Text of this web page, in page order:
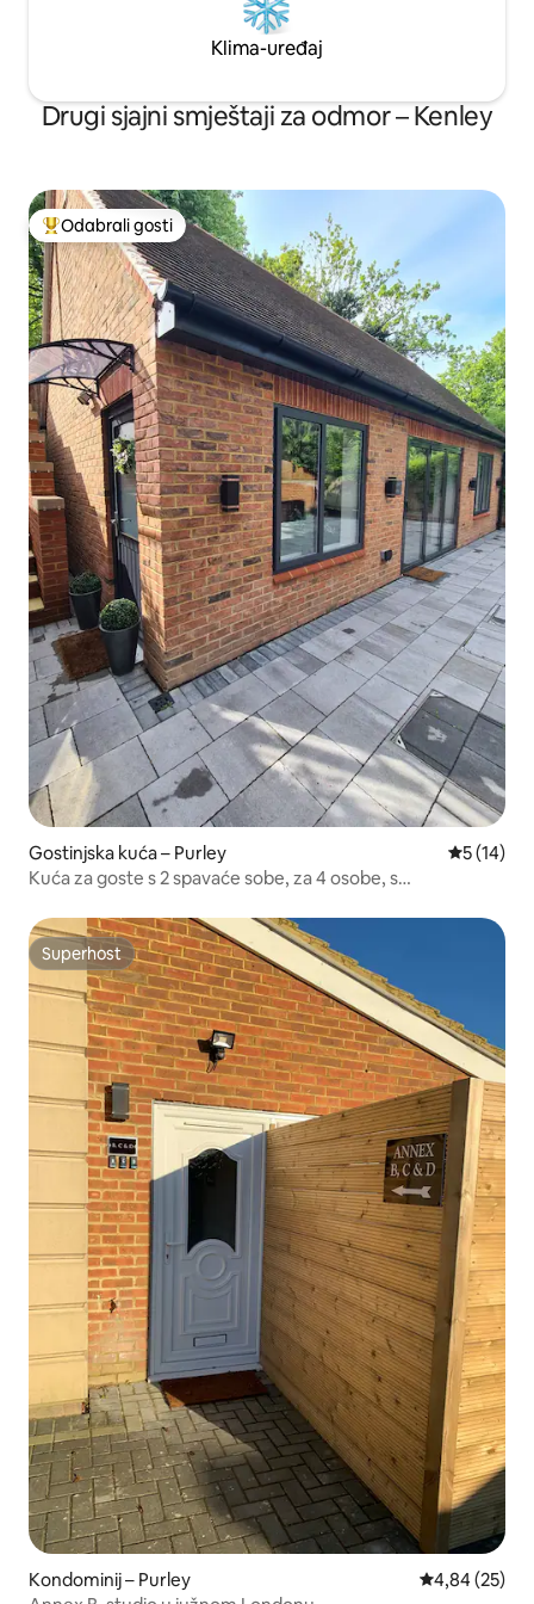
Klima-uređaj
Drugi sjajni smještaji za odmor – Kenley
Među najviše rangiranima s oznakom „Odabrali gosti”
Odabrali gosti
Gostinjska kuća – Purley Prosječna
5 (14)
Kuća za goste s 2 spavaće sobe, za 4 osobe, s
Superhost
Superhost
Kondominij – Purley Prosječna
4,84 (25)